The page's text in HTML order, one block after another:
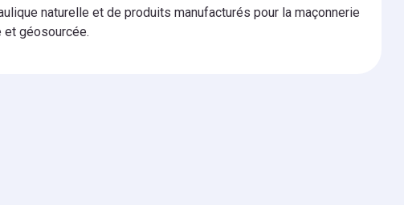
naturelle et de produits manufacturés pour la maçonnerie
et géosourcée.